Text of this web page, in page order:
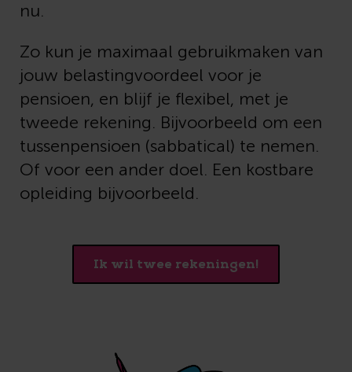
nu.
Zo kun je maximaal gebruikmaken van
jouw belastingvoordeel voor je
pensioen, en blijf je flexibel, met je
tweede rekening. Bijvoorbeeld om een
tussenpensioen (sabbatical) te nemen.
Of voor een ander doel. Een kostbare
opleiding bijvoorbeeld.
Ik wil twee rekeningen!